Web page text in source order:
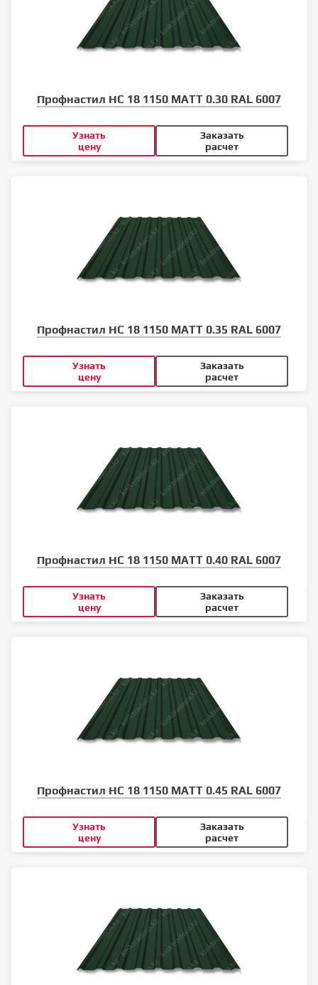
Профнастил НС 18 1150 MATT 0.30 RAL 6007
Узнать
цену
Заказать
расчет
Профнастил НС 18 1150 MATT 0.35 RAL 6007
Узнать
цену
Заказать
расчет
Профнастил НС 18 1150 MATT 0.40 RAL 6007
Узнать
цену
Заказать
расчет
Профнастил НС 18 1150 MATT 0.45 RAL 6007
Узнать
цену
Заказать
расчет